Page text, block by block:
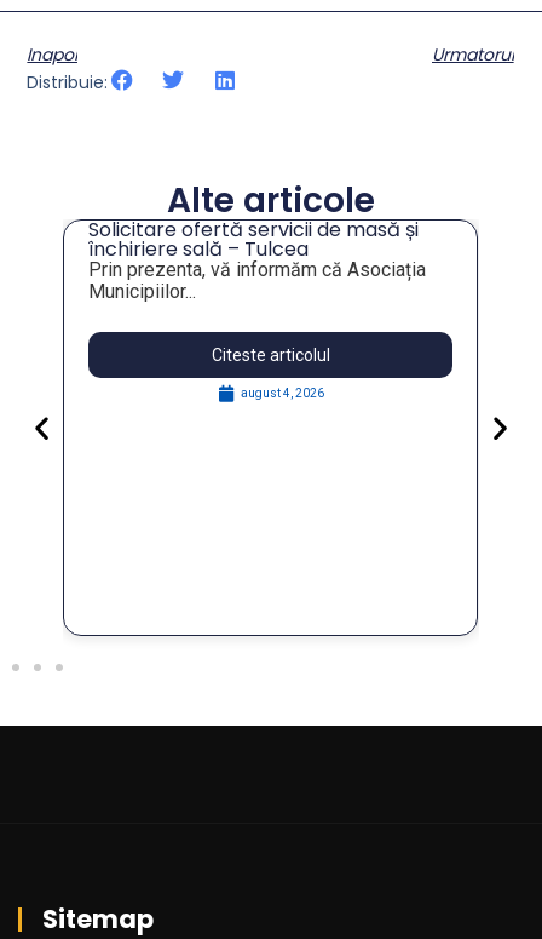
Inapoi
Urmatorul
Distribuie:
Alte articole
Solicitare ofertă servicii de masă și
închiriere sală – Tulcea
Prin prezenta, vă informăm că Asociația
Municipiilor...
Citeste articolul
august 4, 2026
Sitemap